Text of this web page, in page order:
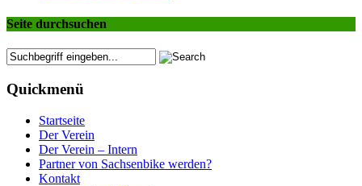
Seite durchsuchen
Quickmenü
Startseite
Der Verein
Der Verein – Intern
Partner von Sachsenbike werden?
Kontakt